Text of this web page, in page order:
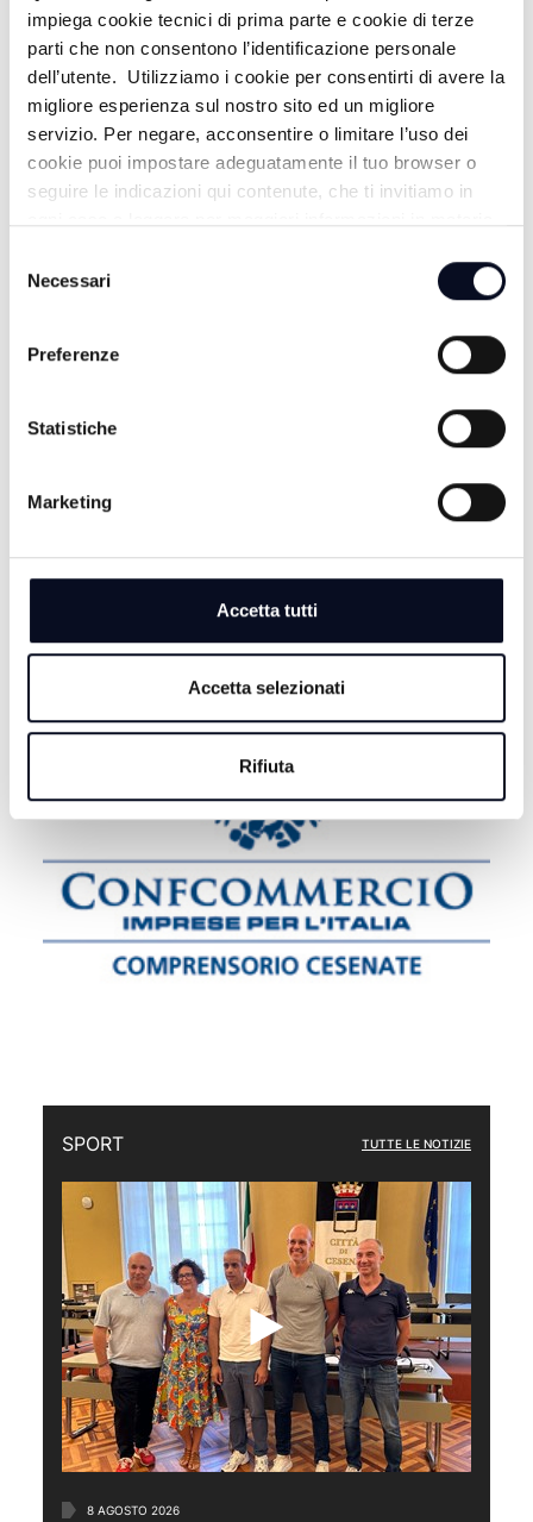
impiega cookie tecnici di prima parte e cookie di terze
parti che non consentono l’identificazione personale
dell’utente. Utilizziamo i cookie per consentirti di avere la
migliore esperienza sul nostro sito ed un migliore
servizio. Per negare, acconsentire o limitare l’uso dei
cookie puoi impostare adeguatamente il tuo browser o
seguire le indicazioni qui contenute, che ti invitiamo in
delNecessari
Preferenze
Statistiche
Marketing
Accetta tutti
Accetta selezionati
Rifiuta
nipote consigliera E-R Elena Ugolini
RAVENNA: Spiagge pubbliche trasformate in depositi
8 AGOSTO 2026
denunciata
SPORT TUTTE LE NOTIZIE
8 AGOSTO 2026